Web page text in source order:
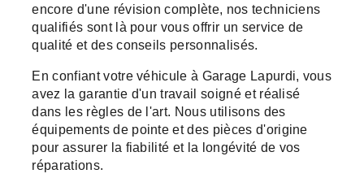
encore d'une révision complète, nos techniciens
qualifiés sont là pour vous offrir un service de
qualité et des conseils personnalisés.
En confiant votre véhicule à Garage Lapurdi, vous
avez la garantie d'un travail soigné et réalisé
dans les règles de l'art. Nous utilisons des
équipements de pointe et des pièces d'origine
pour assurer la fiabilité et la longévité de vos
réparations.